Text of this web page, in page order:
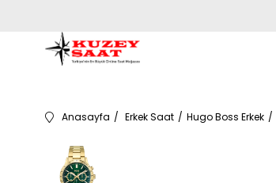
Anasayfa Erkek Saat Hugo Boss Erkek